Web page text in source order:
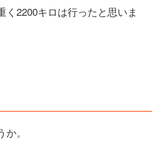
く2200キロは行ったと思いま
。